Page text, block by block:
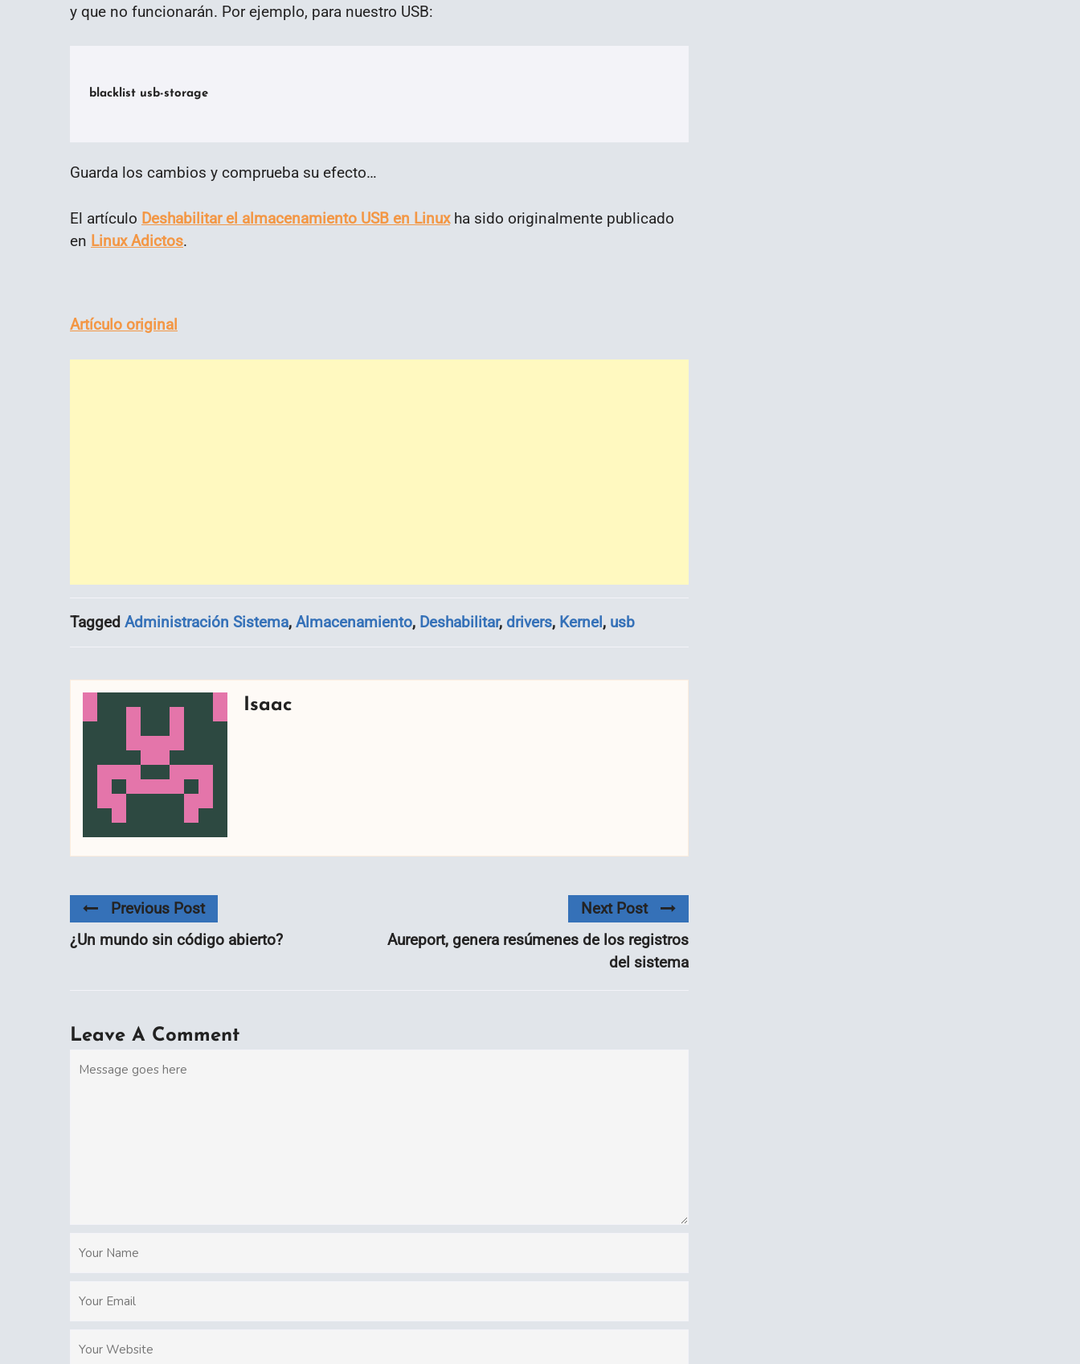
y que no funcionarán. Por ejemplo, para nuestro USB:
blacklist usb-storage
Guarda los cambios y comprueba su efecto…
El artículo Deshabilitar el almacenamiento USB en Linuxha sido originalmente publicado
en Linux Adictos.
Artículo original
Tagged Administración Sistema, Almacenamiento, Deshabilitar, drivers, Kernel, usb
Isaac
Previous Post
¿Un mundo sin código abierto?
Next Post
Aureport, genera resúmenes de los registros
del sistema
Leave A Comment